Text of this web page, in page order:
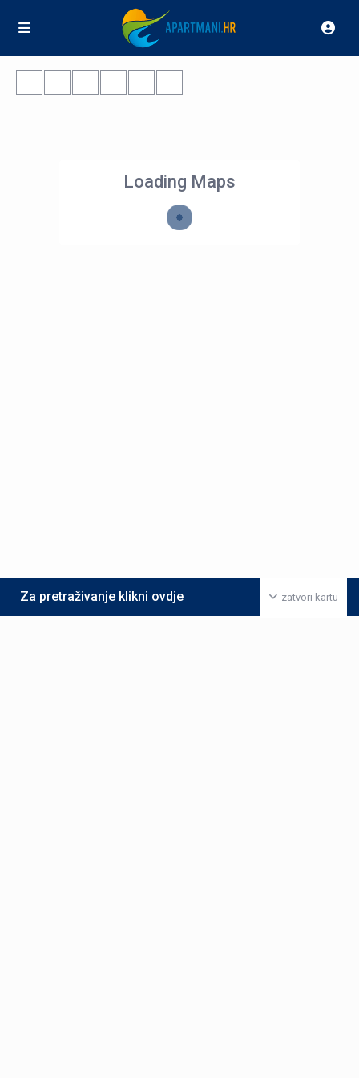
Loading Maps
zatvori kartu
Za pretraživanje klikni ovdje